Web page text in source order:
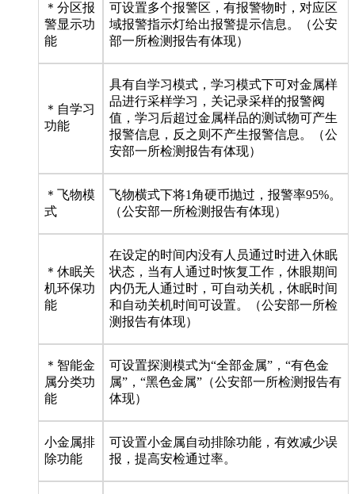
＊分区报
警显示功
能
可设置多个报警区，有报警物时，对应区
域报警指示灯给出报警提示信息。（公安
部一所检测报告有体现）
＊自学习
功能
具有自学习模式，学习模式下可对金属样
品进行采样学习，关记录采样的报警阀
值，学习后超过金属样品的测试物可产生
报警信息，反之则不产生报警信息。（公
安部一所检测报告有体现）
＊飞物模
式
飞物横式下将1角硬币抛过，报警率95%。
（公安部一所检测报告有体现）
＊休眠关
机环保功
能
在设定的时间内没有人员通过时进入休眠
状态，当有人通过时恢复工作，休眼期间
内仍无人通过时，可自动关机，休眠时间
和自动关机时间可设置。（公安部一所检
测报告有体现）
＊智能金
属分类功
能
可设置探测模式为“全部金属”，“有色金
属”，“黑色金属”（公安部一所检测报告有
体现）
小金属排
除功能
可设置小金属自动排除功能，有效减少误
报，提高安检通过率。